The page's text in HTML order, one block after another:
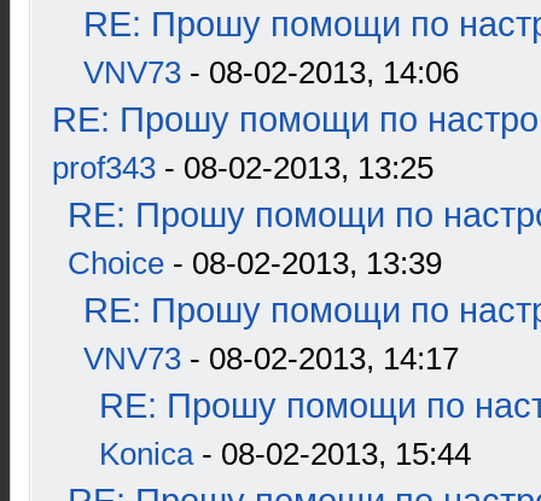
RE: Прошу помощи по
VNV73 - 08-02-2013, 14:06
RE: Прошу помощи по
prof343 - 08-02-2013, 13:25
RE: Прошу помощи по
Choice - 08-02-2013, 13:39
RE: Прошу помощи по
VNV73 - 08-02-2013, 14:17
RE: Прошу помощи по
Konica- 08-02-2013, 15:44